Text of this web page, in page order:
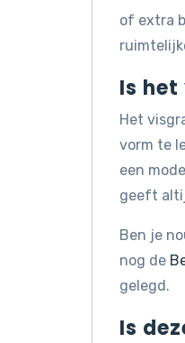
of extra
Is
Het
vorm te
een
geeft
Ben je
nog de
gelegd.
Is